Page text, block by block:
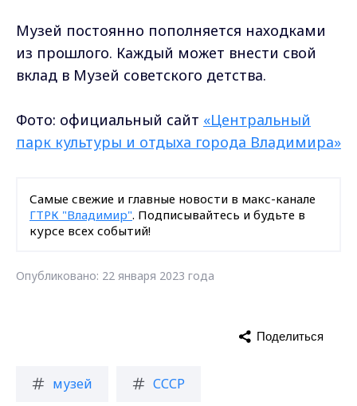
Музей постоянно пополняется находками
из прошлого. Каждый может внести свой
вклад в Музей советского детства.
Фото: официальный сайт «Центральный
парк культуры и отдыха города Владимира»
Самые свежие и главные новости в макс-канале
ГТРК "Владимир". Подписывайтесь и будьте в
курсе всех событий!
Опубликовано: 22 января 2023 года
музей СССР
Поделиться